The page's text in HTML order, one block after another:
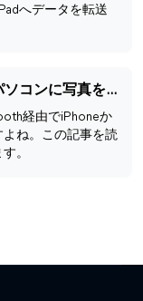
へデータを転送
Bluetooth（AirDrop）でiPhoneからパソコンに写真を送る方法
経由でiPhoneか
ね。この記事を読
。